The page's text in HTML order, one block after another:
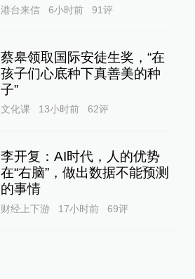
港台来信 6小时前 91评
蔡皋领取国际安徒生奖，“在
孩子们心底种下真善美的种
子”
文化课 13小时前 62评
李开复：AI时代，人的优势
在“右脑”，做出数据不能预测
的事情
财经上下游 17小时前 69评